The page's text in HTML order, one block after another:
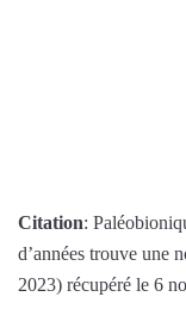
Citation:
d’années trouve une
2023) récupéré le 6